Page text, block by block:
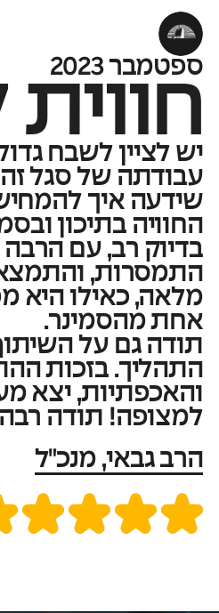
ספטמבר 2023
יש לציין לשבח
עבודתה של סגל
שידעה איך
החוויה בתיכון
בדיוק רב, עם
התמסרות,
מלאה, כאילו היא
אחת מהסמינר.
תודה גם על
התהליך. בזכות
והאכפתיות, יצא
למצופה! תודה
הרב גבאי, מנכ"ל